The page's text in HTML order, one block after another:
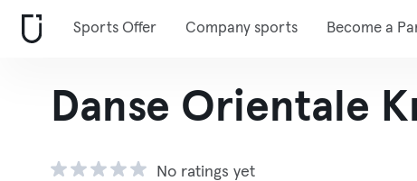
Sports Offer Company sports Become a
Danse Orientale
No ratings yet